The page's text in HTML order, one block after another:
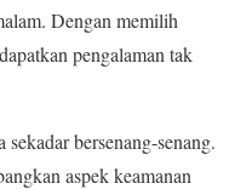
Dengan memilih
pengalaman tak
bersenang-senang.
aspek keamanan